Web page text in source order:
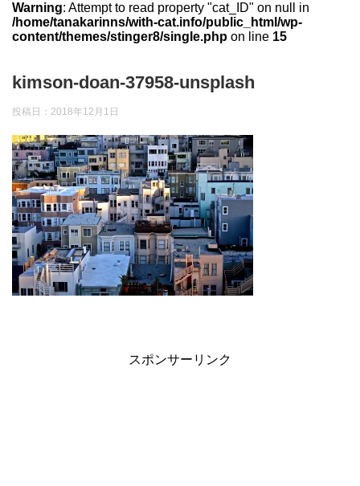
Warning: Attempt to read property "cat_ID" on null in
/home/tanakarinns/with-cat.info/public_html/wp-
content/themes/stinger8/single.php on line 15
kimson-doan-37958-unsplash
投稿日： 2018年12月1日
スポンサーリンク